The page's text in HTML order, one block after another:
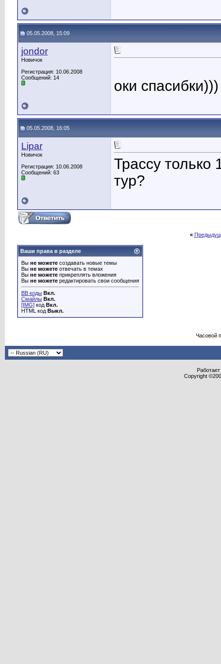
05.05.2008, 15:09
jondor
Новичок
Регистрация: 10.06.2008
Сообщений: 14
оки
05.05.2008, 16:05
Lipar
Новичок
Регистрация: 10.06.2008
Сообщений: 63
Трассу только
тур?
«
Ваши права в разделе
Вы не можете создавать новые темы
Вы не можете отвечать в темах
Вы не можете прикреплять вложения
Вы не можете редактировать свои сообщения
BB коды Вкл.
Смайлы Вкл.
[IMG] код Вкл.
HTML код Выкл.
Часовой
Copyright